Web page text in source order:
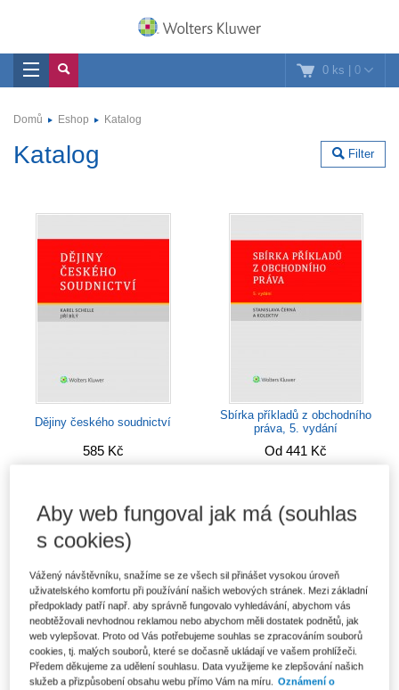
0 ks | 0
Domů Eshop Katalog
Filter
Katalog
Dějiny českého soudnictví
585 Kč
Sbírka příkladů z obchodního
práva, 5. vydání
Od 441 Kč
Aby web fungoval jak má (souhlas
s cookies)
Vážený návštěvníku, snažíme se ze všech sil přinášet vysokou úroveň
uživatelského komfortu při používání našich webových stránek. Mezi základní
předpoklady patří např. aby správně fungovalo vyhledávání, abychom vás
neobtěžovali nevhodnou reklamou nebo abychom měli dostatek podnětů, jak
web vylepšovat. Proto od Vás potřebujeme souhlas se zpracováním souborů
cookies, tj. malých souborů, které se dočasně ukládají ve vašem prohlížeči.
Předem děkujeme za udělení souhlasu. Data využijeme ke zlepšování našich
služeb a přizpůsobení obsahu webu přímo Vám na míru.
Oznámení o